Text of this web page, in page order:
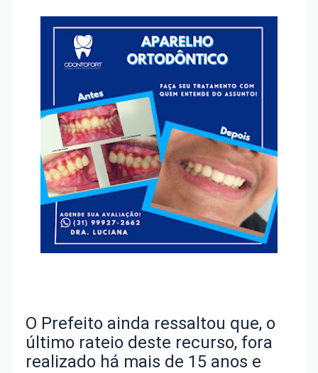
O Prefeito ainda ressaltou que, o
último rateio deste recurso, fora
realizado há mais de 15 anos e